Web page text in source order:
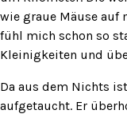
wie graue Mäuse auf
fühl mich schon so
Kleinigkeiten und
Da aus dem Nichts
aufgetaucht. Er